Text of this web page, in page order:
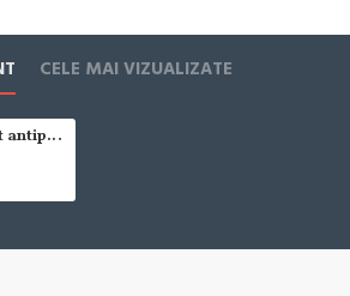
pana vineri. In cazul in care comanda a fost
sau duminica ne angajam sa
zi lucratoare.
CELE MAI VIZUALIZATE
Deodorant antiperspirant spray Dove Original 150 ml